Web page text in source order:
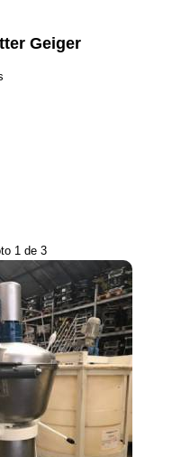
Geiger
1 de 3